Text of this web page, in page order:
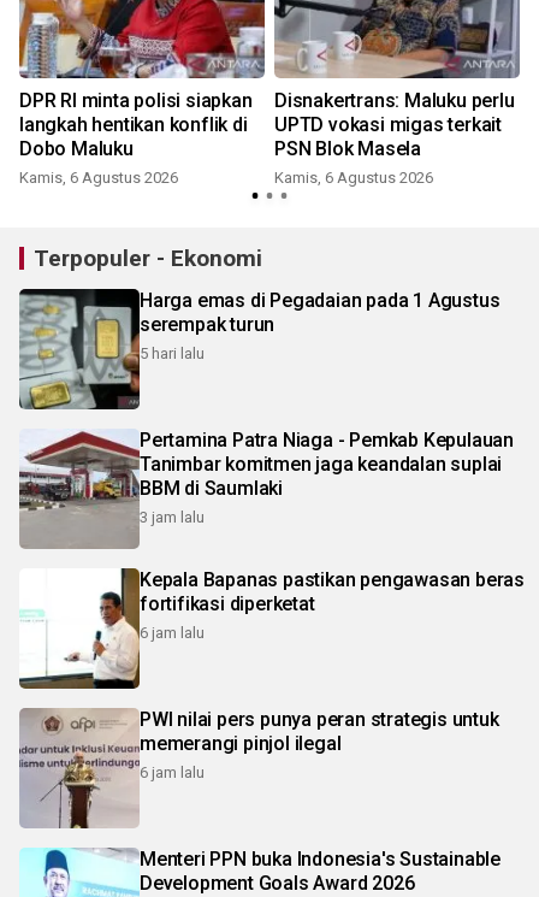
DPR RI minta polisi siapkan
langkah hentikan konflik di
Dobo Maluku
Kamis, 6 Agustus 2026
Disnakertrans: Maluku perlu
UPTD vokasi migas terkait
PSN Blok Masela
Kamis, 6 Agustus 2026
Terpopuler - Ekonomi
Harga emas di Pegadaian pada 1 Agustus
serempak turun
5 hari lalu
Pertamina Patra Niaga - Pemkab Kepulauan
Tanimbar komitmen jaga keandalan suplai
BBM di Saumlaki
3 jam lalu
Kepala Bapanas pastikan pengawasan beras
fortifikasi diperketat
6 jam lalu
PWI nilai pers punya peran strategis untuk
memerangi pinjol ilegal
6 jam lalu
Menteri PPN buka Indonesia's Sustainable
Development Goals Award 2026